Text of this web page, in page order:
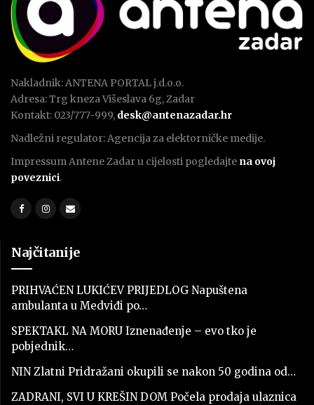
Nakladnik: ANTENA PORTAL j.d.o.o.
Adresa: Trg kneza Višeslava 6g, Zadar
Kontakt: 023/777-999, desk@antenazadar.hr
Nadležni regulator: Agencija za elektorničke medije.
Impressum Antene Zadar u cijelosti pogledajte na ovoj
poveznici.
Najčitanije
PRIHVAĆEN LUKIĆEV PRIJEDLOG Napuštena
ambulanta u Medviđi po…
SPEKTAKL NA MORU Iznenađenje – evo tko je
pobjednik…
NIN Zlatni Pridražani okupili se nakon 50 godina od…
ZADRANI, SVI U KREŠIN DOM Počela prodaja ulaznica